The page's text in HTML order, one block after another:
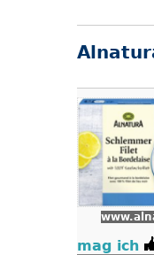
mag ich